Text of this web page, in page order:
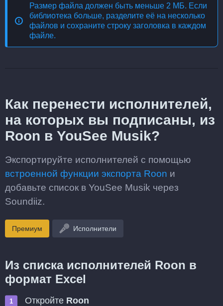
Размер файла должен быть меньше 2 МБ. Если
библиотека больше, разделите её на несколько
файлов и сохраните строку заголовка в каждом
файле.
Как перенести исполнителей,
на которых вы подписаны, из
Roon в YouSee Musik?
Экспортируйте исполнителей с помощью
встроенной функции экспорта Roon и
добавьте список в YouSee Musik через
Soundiiz.
Премиум Исполнители
Из списка исполнителей Roon в
формат Excel
Откройте Roon